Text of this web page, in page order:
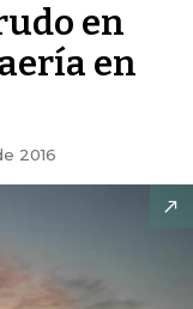
en
en
2016